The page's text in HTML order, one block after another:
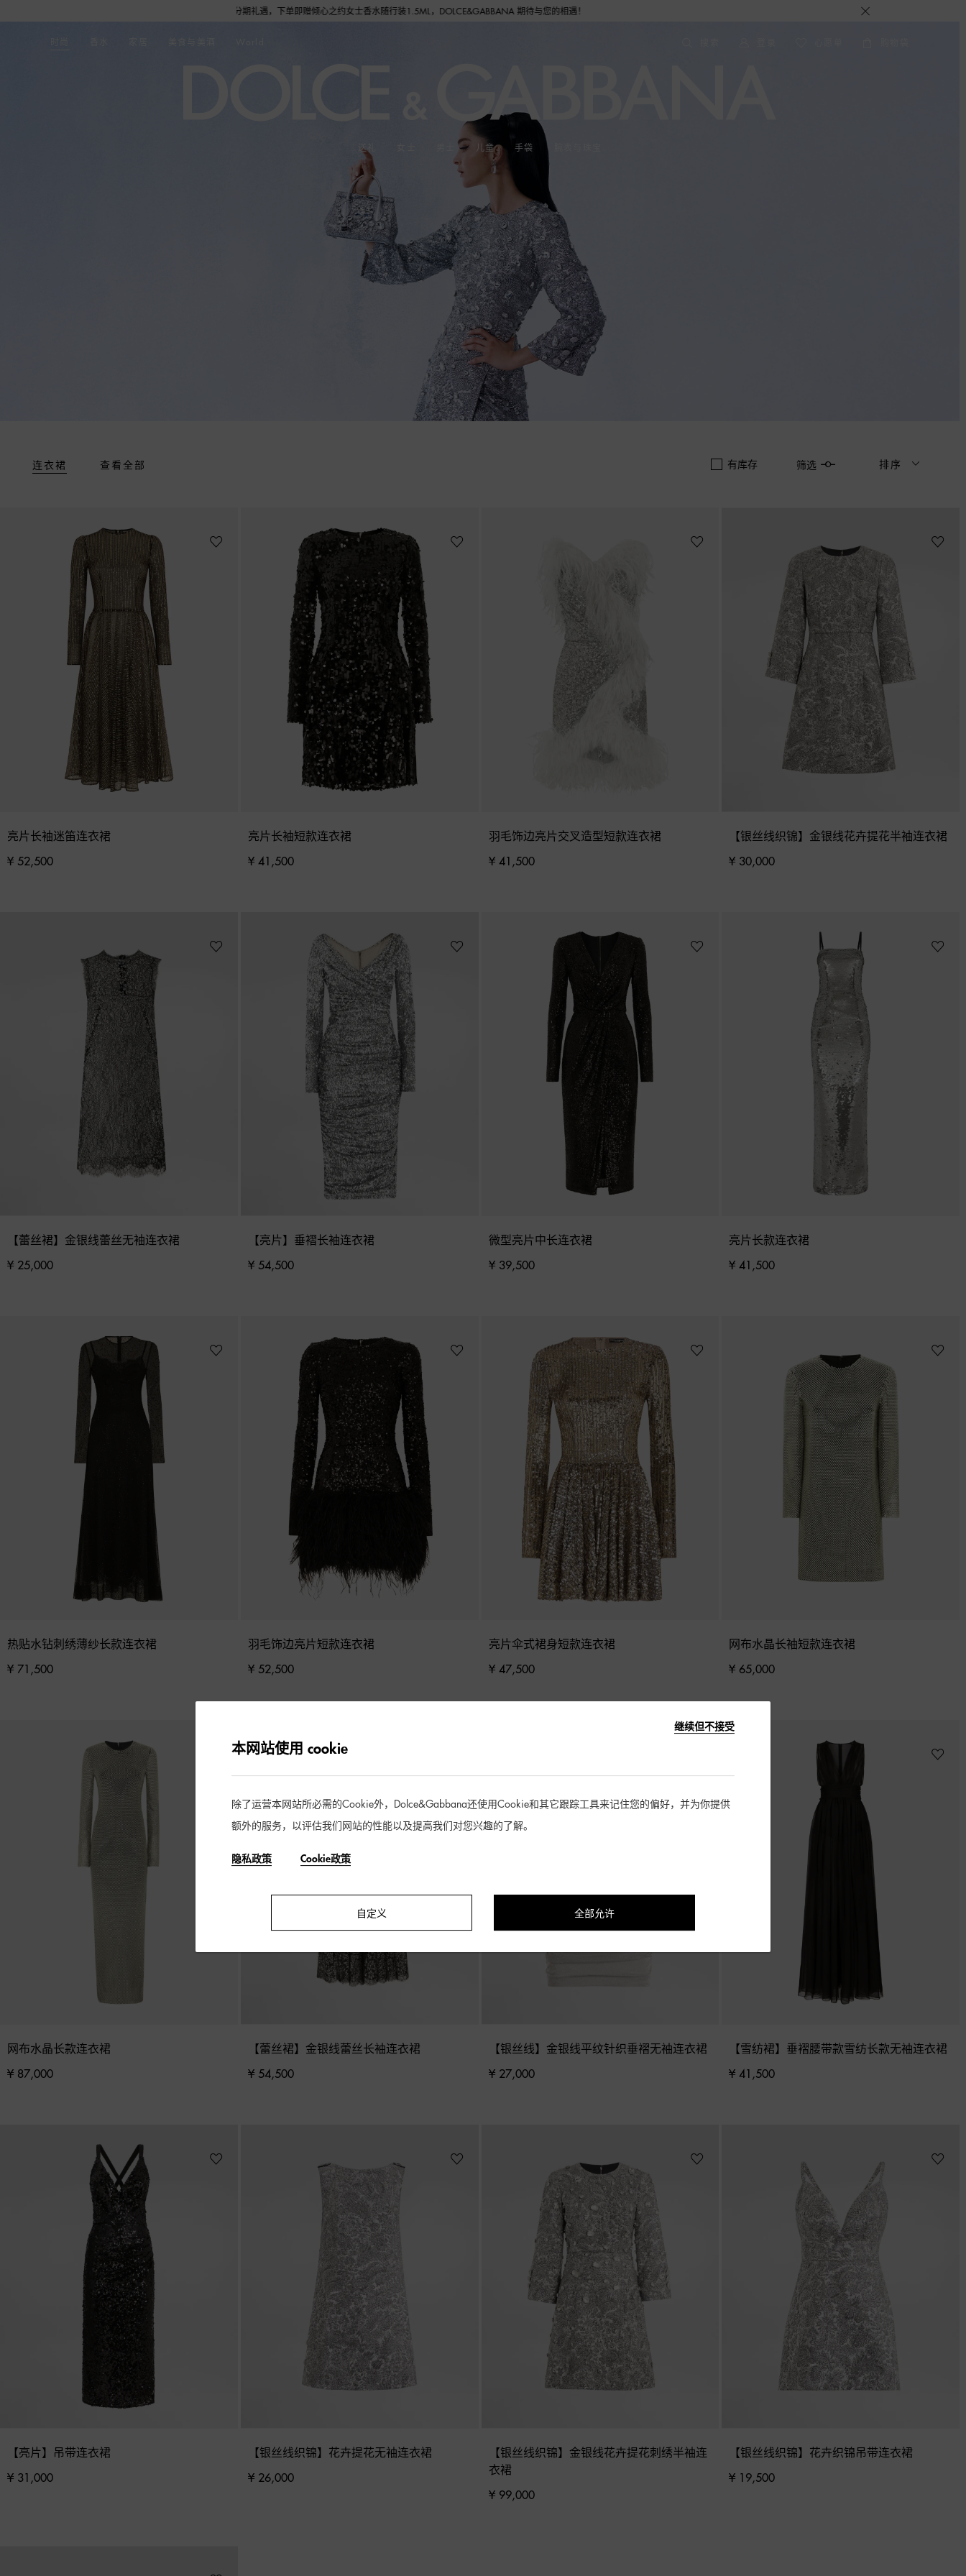
，尊享花呗至高12期免息分期礼遇，下单即赠倾心之约女士香水随行装1.5ML，DOLCE&GABBANA 期待与您的相遇！
送礼 儿童 手袋
连衣裙 查看全部 有库存 筛选 排序
亮片长袖迷笛连衣裙
¥ 52,500
亮片长袖短款连衣裙
¥ 41,500
羽毛饰边亮片交叉造型短款连衣裙
¥ 41,500
【银丝线织锦】金银线花卉提花半袖连衣裙
¥ 30,000
【蕾丝裙】金银线蕾丝无袖连衣裙
¥ 25,000
【亮片】垂褶长袖连衣裙
¥ 54,500
微型亮片中长连衣裙
¥ 39,500
亮片长款连衣裙
¥ 41,500
热贴水钻刺绣薄纱长款连衣裙
¥ 71,500
羽毛饰边亮片短款连衣裙
¥ 52,500
亮片伞式裙身短款连衣裙
¥ 47,500
网布水晶长袖短款连衣裙
¥ 65,000
网布水晶长款连衣裙
¥ 87,000
【蕾丝裙】金银线蕾丝长袖连衣裙
¥ 54,500
【银丝线】金银线平纹针织垂褶无袖连衣裙
¥ 27,000
【雪纺裙】垂褶腰带款雪纺长款无袖连衣裙
¥ 41,500
【亮片】吊带连衣裙
¥ 31,000
【银丝线织锦】花卉提花无袖连衣裙
¥ 26,000
【银丝线织锦】金银线花卉提花刺绣半袖连
衣裙
¥ 99,000
【银丝线织锦】花卉织锦吊带连衣裙
¥ 19,500
继续但不接受
本网站使用 cookie
除了运营本网站所必需的Cookie外，Dolce&Gabbana还使用Cookie和其它跟踪工具来记住您的偏好，并为你提供
额外的服务，以评估我们网站的性能以及提高我们对您兴趣的了解。
隐私政策 Cookie政策
自定义 全部允许